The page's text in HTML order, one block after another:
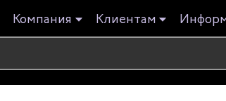
Компания Клиентам